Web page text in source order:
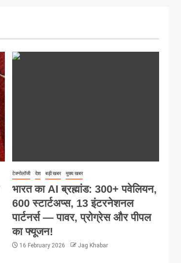
टेक्नोलॉजी देश बड़ी खबर मुख्य खबर
भारत का AI ब्रह्मांड: 300+ पवेलियन,
600 स्टार्टअप्स, 13 इंटरनेशनल
पार्टनर्स — पावर, प्रोग्रेस और पीपल
का फ्यूजन!
16 February 2026 Jag Khabar